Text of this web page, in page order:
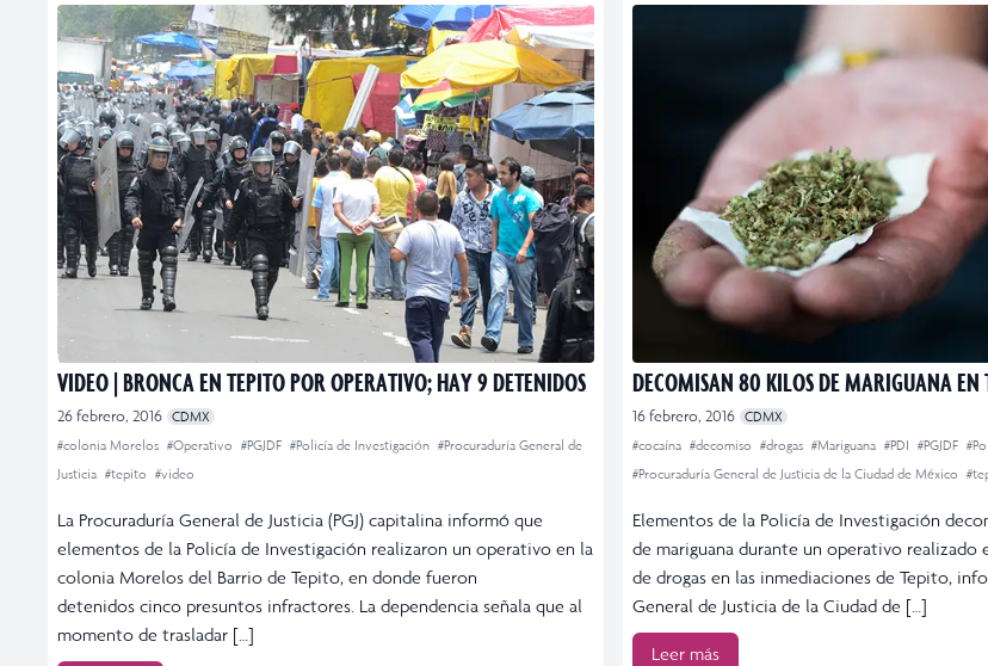
VIDEO | BRONCA EN TEPITO POR OPERATIVO; HAY 9 DETENIDOS
26 febrero, 2016 CDMX
#colonia Morelos #Operativo #PGJDF #Policía de Investigación #Procuraduría General de
Justicia #tepito #video
La Procuraduría General de Justicia (PGJ) capitalina informó que
elementos de la Policía de Investigación realizaron un operativo en la
colonia Morelos del Barrio de Tepito, en donde fueron
detenidos cinco presuntos infractores. La dependencia señala que al
momento de trasladar […]
DECOMISAN 80 KILOS DE MARIGUANA EN
16 febrero, 2016 CDMX
#cocaína #decomiso #drogas #Mariguana #PDI #PGJDF
#Procuraduría General de Justicia de la Ciudad de México
Elementos de la Policía de Investigación
de mariguana durante un operativo realizado
de drogas en las inmediaciones de Tepito,
General de Justicia de la Ciudad de […]
Leer más